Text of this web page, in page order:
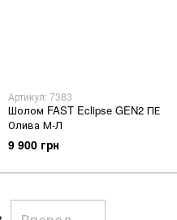
Артикул: 7383
Шолом FAST Eclipse GEN2 ПЕ
Олива М-Л
9 900 грн